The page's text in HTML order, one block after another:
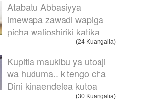
Atabatu Abbasiyya
imewapa zawadi wapiga
picha walioshiriki katika
(24 Kuangalia)
Kupitia maukibu ya utoaji
wa huduma.. kitengo cha
Dini kinaendelea kutoa
(30 Kuangalia)